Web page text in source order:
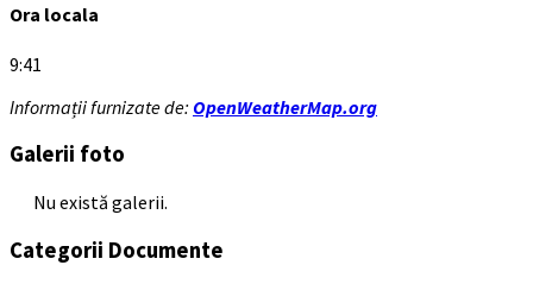
Ora locala
9:41
Informații furnizate de: OpenWeatherMap.org
Galerii foto
Nu există galerii.
Categorii Documente